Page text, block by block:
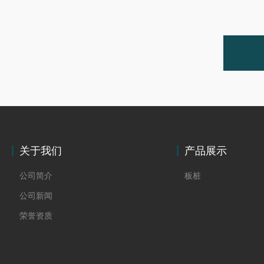
关于我们
公司简介
公司新闻
荣誉资质
产品展示
板桩